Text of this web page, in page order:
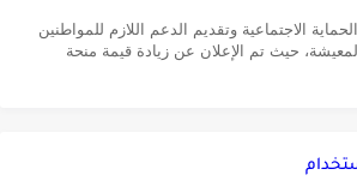
الاجتماعية وتقديم الدعم اللازم للمواطنين
حيث تم الإعلان عن زيادة قيمة منحة